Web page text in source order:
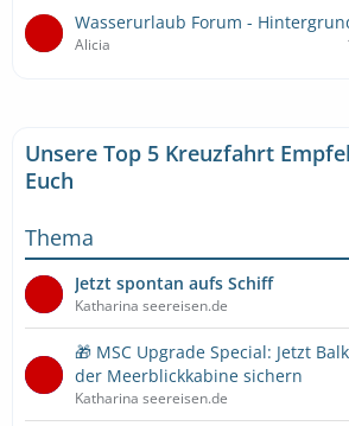
Wasserurlaub Forum -
Alicia
Unsere Top 5 Kreuzfahrt
Euch
Thema
Jetzt spontan aufs Schiff
Katharina seereisen.de
🎁 MSC Upgrade Special: Jetzt
der Meerblickkabine sichern
Katharina seereisen.de